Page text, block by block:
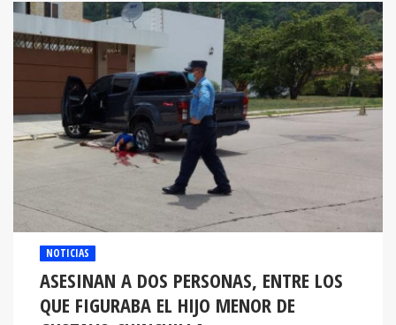
NOTICIAS
ASESINAN A DOS PERSONAS, ENTRE LOS
QUE FIGURABA EL HIJO MENOR DE
GUSTAVO CHINCHILLA